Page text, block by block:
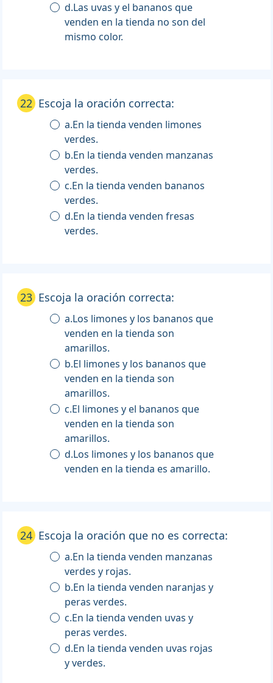
d.Las uvas y el bananos que
venden en la tienda no son del
mismo color.
22 Escoja la oración correcta:
a.En la tienda venden limones
verdes.
b.En la tienda venden manzanas
verdes.
c.En la tienda venden bananos
verdes.
d.En la tienda venden fresas
verdes.
23 Escoja la oración correcta:
a.Los limones y los bananos que
venden en la tienda son
amarillos.
b.El limones y los bananos que
venden en la tienda son
amarillos.
c.El limones y el bananos que
venden en la tienda son
amarillos.
d.Los limones y los bananos que
venden en la tienda es amarillo.
24 Escoja la oración que no es correcta:
a.En la tienda venden manzanas
verdes y rojas.
b.En la tienda venden naranjas y
peras verdes.
c.En la tienda venden uvas y
peras verdes.
d.En la tienda venden uvas rojas
y verdes.